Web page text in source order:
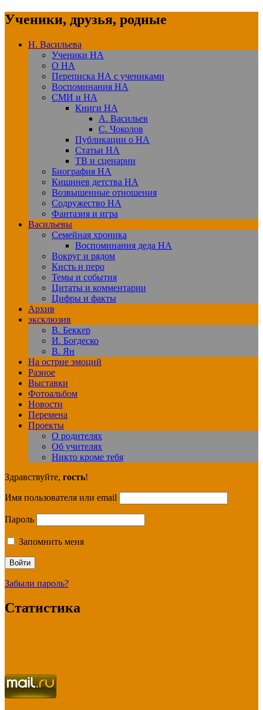
Ученики, друзья, родные
Н. Васильева
Ученики НА
О НА
Переписка НА с учениками
Воспоминания НА
СМИ и НА
Книги НА
А. Васильев
С. Чоколов
Публикации о НА
Статьи НА
ТВ и сценарии
Биография НА
Кишинев детства НА
Возвышенные отношения
Содружество НА
Фантазия и игра
Васильевы
Семейная хроника
Воспоминания деда НА
Вокруг и рядом
Кисть и перо
Темы и события
Цитаты и комментарии
Цифры и факты
Архив
эксклюзив
В. Беккер
И. Богдеско
В. Ян
На острие эмоций
Разное
Выставки
Фотоальбом
Новости
Перемена
Проекты
О родителях
Об учителях
Никто кроме тебя
Здравствуйте, гость!
Имя пользователя или email
Пароль
Запомнить меня
Забыли пароль?
Статистика